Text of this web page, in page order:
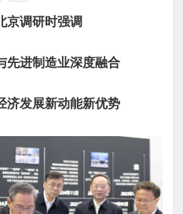
京调研时强调
先进制造业深度融合
济发展新动能新优势